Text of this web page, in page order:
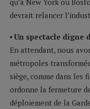
devrait relancer
▪ Un spectacle digne
En attendant, nous
métropoles
siège, comme dans
ordonne la fermeture
déploiement de la